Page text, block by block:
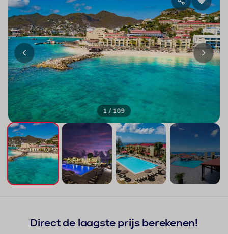
1 / 109
Direct de laagste prijs berekenen!